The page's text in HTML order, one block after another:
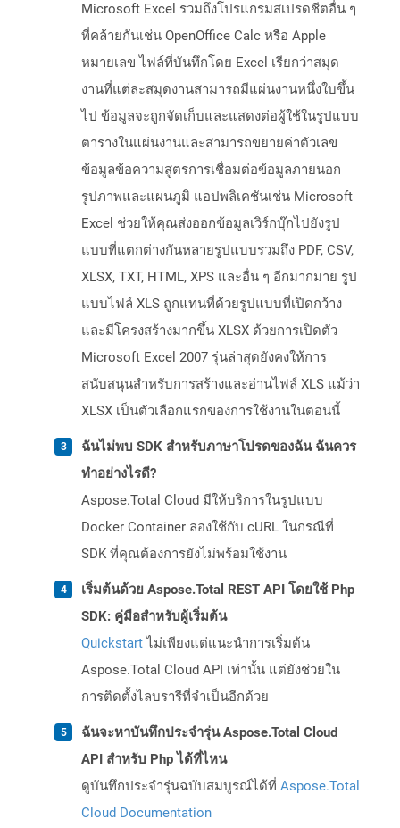
Microsoft Excel รวมถึงโปรแกรมสเปรดชีตอื่น ๆ
ที่คล้ายกันเช่น OpenOffice Calc หรือ Apple
หมายเลข ไฟล์ที่บันทึกโดย Excel เรียกว่าสมุด
งานที่แต่ละสมุดงานสามารถมีแผ่นงานหนึ่งใบขึ้น
ไป ข้อมูลจะถูกจัดเก็บและแสดงต่อผู้ใช้ในรูปแบบ
ตารางในแผ่นงานและสามารถขยายค่าตัวเลข
ข้อมูลข้อความสูตรการเชื่อมต่อข้อมูลภายนอก
รูปภาพและแผนภูมิ แอปพลิเคชันเช่น Microsoft
Excel ช่วยให้คุณส่งออกข้อมูลเวิร์กบุ๊กไปยังรูป
แบบที่แตกต่างกันหลายรูปแบบรวมถึง PDF, CSV,
XLSX, TXT, HTML, XPS และอื่น ๆ อีกมากมาย รูป
แบบไฟล์ XLS ถูกแทนที่ด้วยรูปแบบที่เปิดกว้าง
และมีโครงสร้างมากขึ้น XLSX ด้วยการเปิดตัว
Microsoft Excel 2007 รุ่นล่าสุดยังคงให้การ
สนับสนุนสำหรับการสร้างและอ่านไฟล์ XLS แม้ว่า
XLSX เป็นตัวเลือกแรกของการใช้งานในตอนนี้
ฉันไม่พบ SDK สำหรับภาษาโปรดของฉัน ฉันควร
ทำอย่างไรดี?
Aspose.Total Cloud มีให้บริการในรูปแบบ
Docker Container ลองใช้กับ cURL ในกรณีที่
SDK ที่คุณต้องการยังไม่พร้อมใช้งาน
เริ่มต้นด้วย Aspose.Total REST API โดยใช้ Php
SDK: คู่มือสำหรับผู้เริ่มต้น
Quickstartไม่เพียงแต่แนะนำการเริ่มต้น
Aspose.Total Cloud API เท่านั้น แต่ยังช่วยใน
การติดตั้งไลบรารีที่จำเป็นอีกด้วย
ฉันจะหาบันทึกประจำรุ่น Aspose.Total Cloud
API สำหรับ Php ได้ที่ไหน
ดูบันทึกประจำรุ่นฉบับสมบูรณ์ได้ที่ Aspose.Total
Cloud Documentation